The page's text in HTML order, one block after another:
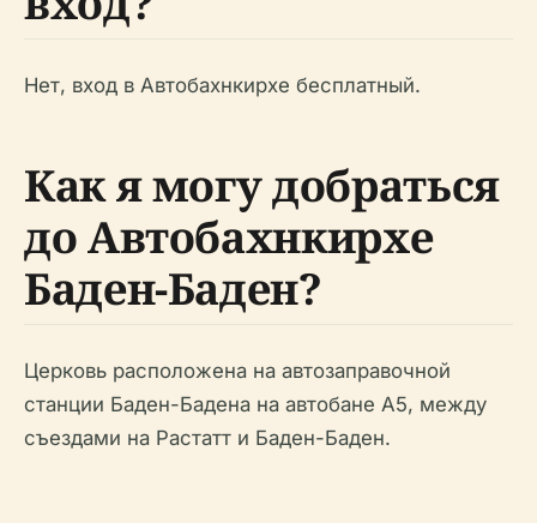
Нет, вход в Автобахнкирхе бесплатный.
Как я могу добраться
до Автобахнкирхе
Баден-Баден?
Церковь расположена на автозаправочной
станции Баден-Бадена на автобане A5, между
съездами на Растатт и Баден-Баден.